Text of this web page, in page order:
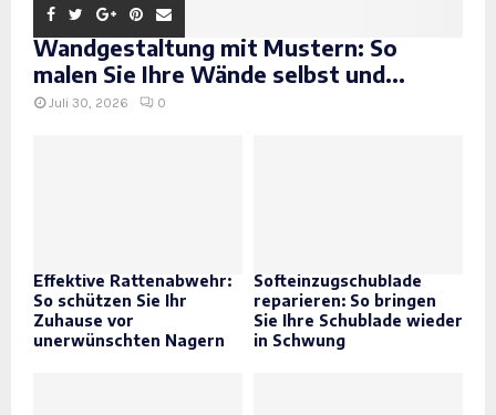
Wandgestaltung mit Mustern: So
malen Sie Ihre Wände selbst und...
Juli 30, 2026 0
Effektive Rattenabwehr:
So schützen Sie Ihr
Zuhause vor
unerwünschten Nagern
Softeinzugschublade
reparieren: So bringen
Sie Ihre Schublade wieder
in Schwung